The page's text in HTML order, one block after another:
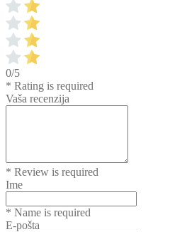
0/5
* Rating is required
Vaša recenzija
* Review is required
Ime
* Name is required
E-pošta